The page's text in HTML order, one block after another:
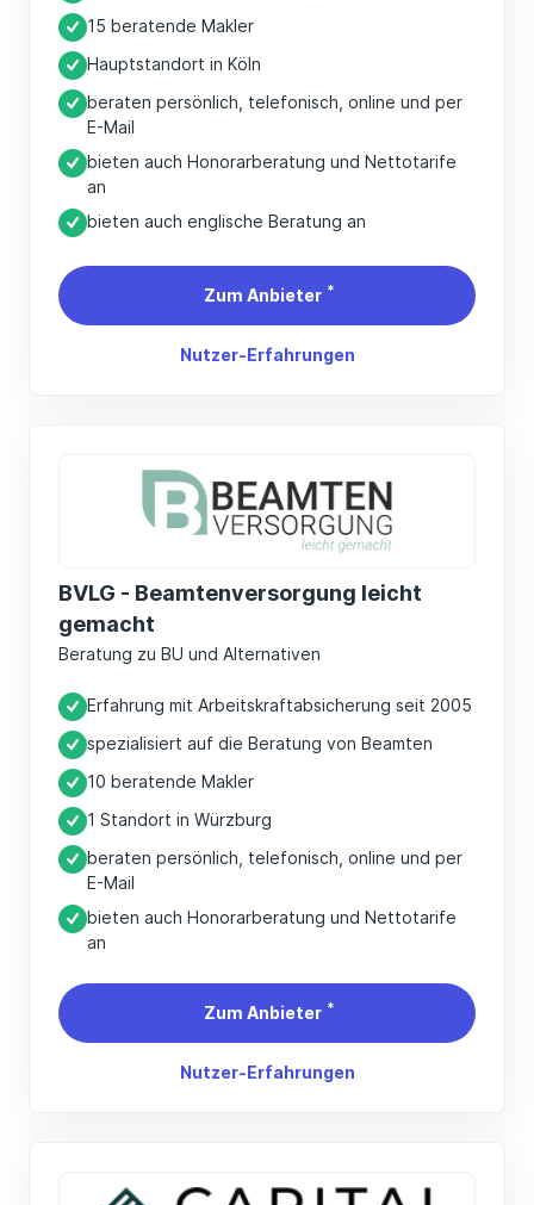
15 beratende Makler
Hauptstandort in Köln
beraten persönlich, telefonisch, online und per
E-Mail
bieten auch Honorarberatung und Nettotarife
an
bieten auch englische Beratung an
Zum Anbieter *
Nutzer-Erfahrungen
BVLG - Beamtenversorgung leicht
gemacht
Beratung zu BU und Alternativen
Erfahrung mit Arbeitskraftabsicherung seit 2005
spezialisiert auf die Beratung von Beamten
10 beratende Makler
1 Standort in Würzburg
beraten persönlich, telefonisch, online und per
E-Mail
bieten auch Honorarberatung und Nettotarife
an
Zum Anbieter *
Nutzer-Erfahrungen